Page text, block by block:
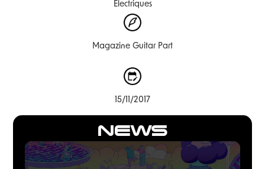
NEWS
Électriques
Magazine Guitar Part
15/11/2017